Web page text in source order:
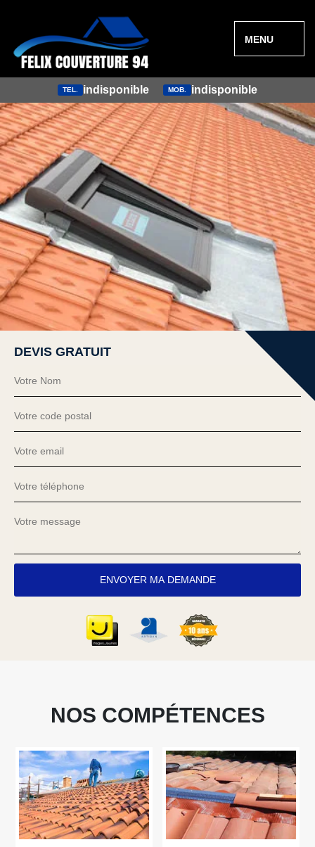
MENU
TEL. indisponible MOB. indisponible
DEVIS GRATUIT
NOS COMPÉTENCES